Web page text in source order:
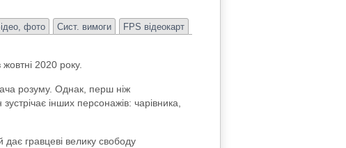
фото Сист. вимоги FPS відеокарт
2020 року.
розуму. Однак, перш ніж
інших персонажів: чарівника,
дає гравцеві велику свободу